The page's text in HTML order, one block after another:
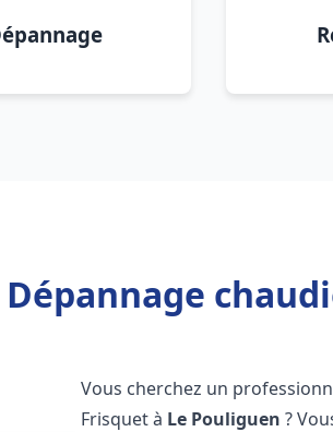
Vous cherchez un
Frisquet à Le Pouliguen ?